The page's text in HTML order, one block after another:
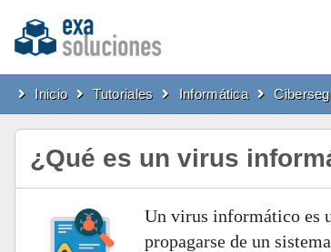
Inicio Tutoriales Informática
¿Qué es un virus
Un virus informático es
propagarse de un